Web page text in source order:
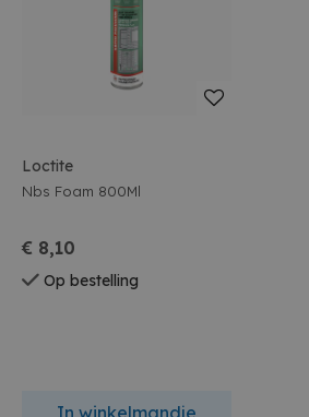
Loctite
Nbs Foam 800Ml
€ 8,10
Op bestelling
In winkelmandje